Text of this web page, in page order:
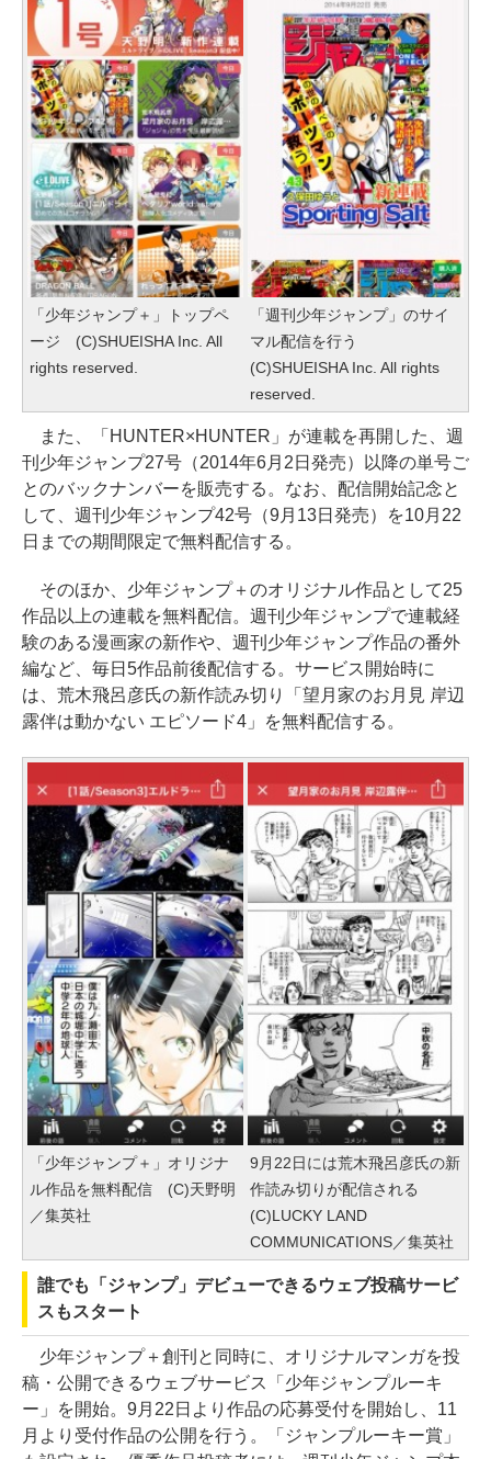
「少年ジャンプ＋」トップペ
ージ (C)SHUEISHA Inc. All
rights reserved.
「週刊少年ジャンプ」のサイ
マル配信を行う
(C)SHUEISHA Inc. All rights
reserved.
また、「HUNTER×HUNTER」が連載を再開した、週
刊少年ジャンプ27号（2014年6月2日発売）以降の単号ご
とのバックナンバーを販売する。なお、配信開始記念と
して、週刊少年ジャンプ42号（9月13日発売）を10月22
日までの期間限定で無料配信する。
そのほか、少年ジャンプ＋のオリジナル作品として25
作品以上の連載を無料配信。週刊少年ジャンプで連載経
験のある漫画家の新作や、週刊少年ジャンプ作品の番外
編など、毎日5作品前後配信する。サービス開始時に
は、荒木飛呂彦氏の新作読み切り「望月家のお月見 岸辺
露伴は動かない エピソード4」を無料配信する。
「少年ジャンプ＋」オリジナ
ル作品を無料配信 (C)天野明
／集英社
9月22日には荒木飛呂彦氏の新
作読み切りが配信される
(C)LUCKY LAND
COMMUNICATIONS／集英社
誰でも「ジャンプ」デビューできるウェブ投稿サービ
スもスタート
少年ジャンプ＋創刊と同時に、オリジナルマンガを投
稿・公開できるウェブサービス「少年ジャンプルーキ
ー」を開始。9月22日より作品の応募受付を開始し、11
月より受付作品の公開を行う。「ジャンプルーキー賞」